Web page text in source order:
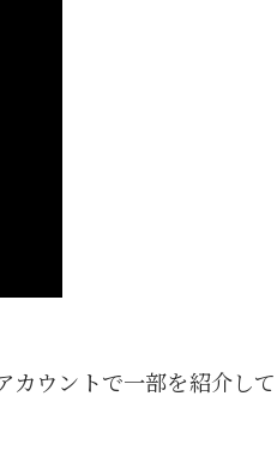
ウントで一部を紹介して